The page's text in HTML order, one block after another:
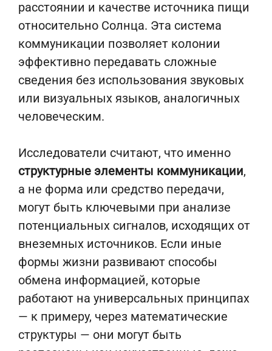
расстоянии и качестве источника пищи
относительно Солнца. Эта система
коммуникации позволяет колонии
эффективно передавать сложные
сведения без использования звуковых
или визуальных языков, аналогичных
человеческим.
Исследователи считают, что именно
структурные элементы коммуникации,
а не форма или средство передачи,
могут быть ключевыми при анализе
потенциальных сигналов, исходящих от
внеземных источников. Если иные
формы жизни развивают способы
обмена информацией, которые
работают на универсальных принципах
— к примеру, через математические
структуры — они могут быть